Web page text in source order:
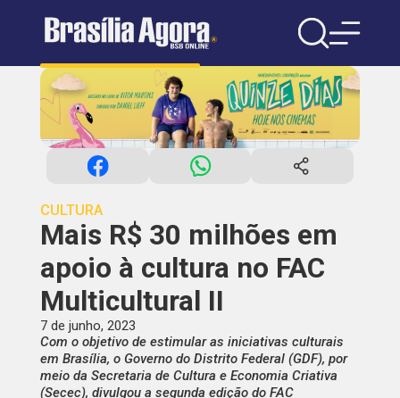
CULTURA
Mais R$ 30 milhões em
apoio à cultura no FAC
Multicultural II
7 de junho, 2023
Com o objetivo de estimular as iniciativas culturais
em Brasília, o Governo do Distrito Federal (GDF), por
meio da Secretaria de Cultura e Economia Criativa
(Secec), divulgou a segunda edição do FAC